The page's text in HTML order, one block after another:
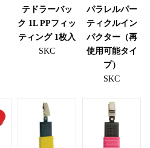
テドラーバッ
ク 1L PPフィッ
ティング 1枚入
SKC
パラレルパー
ティクルイン
パクター（再
使用可能タイ
プ）
SKC